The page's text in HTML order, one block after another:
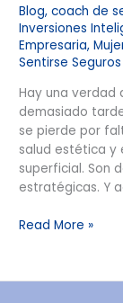
Blog,coach de
Inversiones
Empresaria,
Sentirse Seguros
Hay una verdad
demasiado
se pierde por
salud estética y
superficial. Son
estratégicas. Y
Read More »